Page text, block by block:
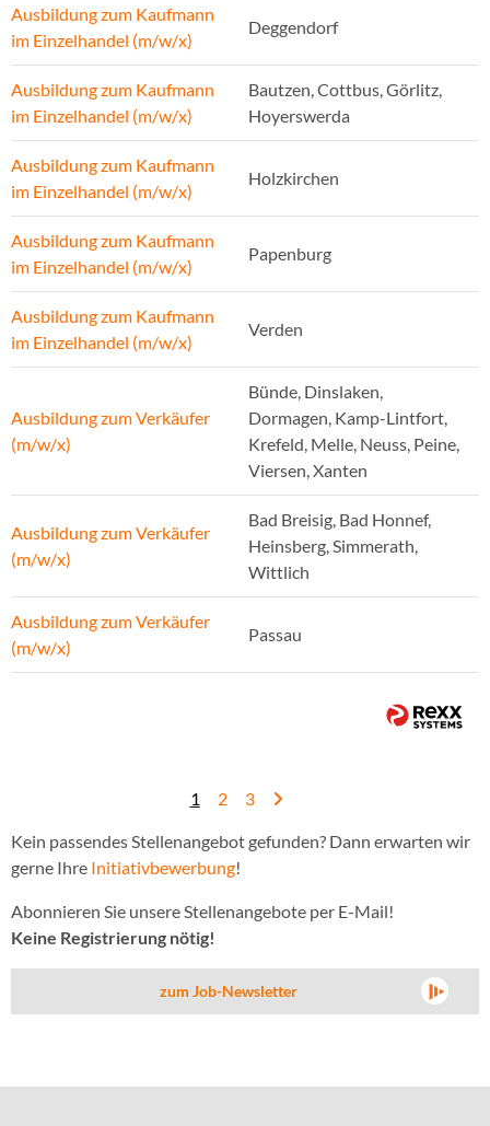
Ausbildung zum Kaufmann
im Einzelhandel (m/w/x)
Deggendorf
Ausbildung zum Kaufmann
im Einzelhandel (m/w/x)
Bautzen, Cottbus, Görlitz,
Hoyerswerda
Ausbildung zum Kaufmann
im Einzelhandel (m/w/x)
Holzkirchen
Ausbildung zum Kaufmann
im Einzelhandel (m/w/x)
Papenburg
Ausbildung zum Kaufmann
im Einzelhandel (m/w/x)
Verden
Ausbildung zum Verkäufer
(m/w/x)
Bünde, Dinslaken,
Dormagen, Kamp-Lintfort,
Krefeld, Melle, Neuss, Peine,
Viersen, Xanten
Ausbildung zum Verkäufer
(m/w/x)
Bad Breisig, Bad Honnef,
Heinsberg, Simmerath,
Wittlich
Ausbildung zum Verkäufer
(m/w/x)
Passau
1 2 3
Kein passendes Stellenangebot gefunden? Dann erwarten wir
gerne Ihre Initiativbewerbung!
Abonnieren Sie unsere Stellenangebote per E-Mail!
Keine Registrierung nötig!
zum Job-Newsletter